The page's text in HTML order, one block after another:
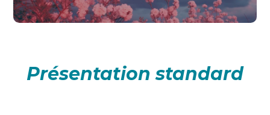
Présentation standard